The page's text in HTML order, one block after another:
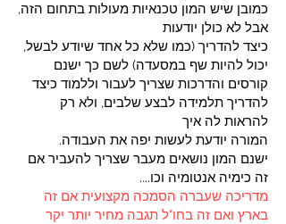
כמובן שיש המון טכנאיות מעולות בתחום הזה,
אבל לא כולן יודעות
כיצד להדריך (כמו שלא כל אחד שיודע לבשל,
יכול להיות שף במסעדה) לשם כך ישנם
קורסים והדרכות שצריך לעבור וללמוד כיצד
להדריך תלמידה לבצע שלבים, ולא רק
להראות לה איך
המורה יודעת לעשות יפה את העבודה.
ישנם המון נושאים מעבר שצריך להעביר אם
זה כימיה אנטומיה וכו....
מדריכה שעברה הסמכה מקצועית אם זה
בארץ ואם זה בחו"ל תגבה מחיר יותר יקר